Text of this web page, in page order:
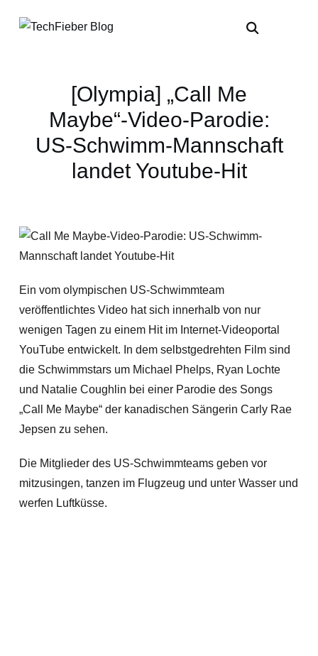
[Olympia] „Call Me
Maybe“-Video-Parodie:
US-Schwimm-Mannschaft
landet Youtube-Hit
Ein vom olympischen US-Schwimmteam
veröffentlichtes Video hat sich innerhalb von nur
wenigen Tagen zu einem Hit im Internet-Videoportal
YouTube entwickelt. In dem selbstgedrehten Film sind
die Schwimmstars um Michael Phelps, Ryan Lochte
und Natalie Coughlin bei einer Parodie des Songs
„Call Me Maybe“ der kanadischen Sängerin Carly Rae
Jepsen zu sehen.
Die Mitglieder des US-Schwimmteams geben vor
mitzusingen, tanzen im Flugzeug und unter Wasser und
werfen Luftküsse.